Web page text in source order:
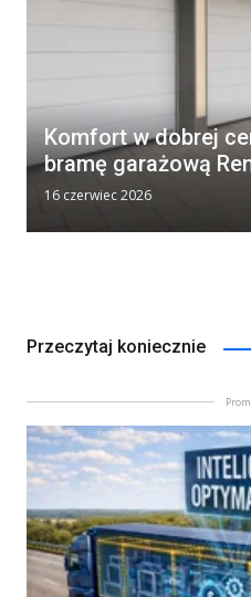
Komfort w dobrej
bramę garażową
16 czerwiec 2026
Przeczytaj koniecznie